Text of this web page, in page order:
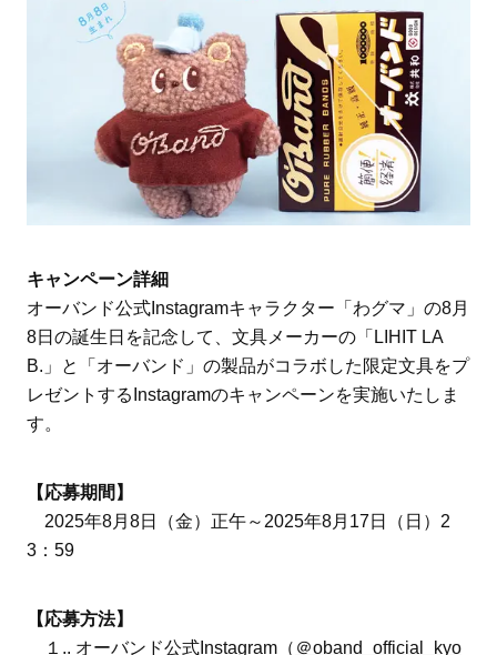
キャンペーン詳細
オーバンド公式Instagramキャラクター「わグマ」の8月
8日の誕生日を記念して、文具メーカーの「LIHIT LA
B.」と「オーバンド」の製品がコラボした限定文具をプ
レゼントするInstagramのキャンペーンを実施いたしま
す。
【応募期間】
2025年8月8日（金）正午～2025年8月17日（日）2
3：59
【応募方法】
１.. オーバンド公式Instagram（ ＠oband_official_kyo